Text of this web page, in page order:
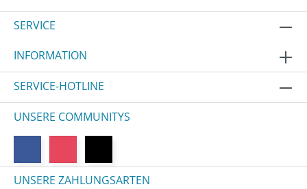
SERVICE
INFORMATION
SERVICE-HOTLINE
UNSERE COMMUNITYS
UNSERE ZAHLUNGSARTEN